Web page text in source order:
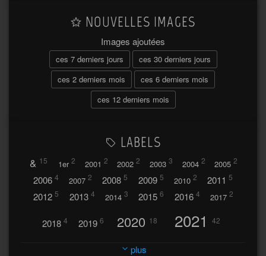
NOUVELLES IMAGES
Images ajoutées
ces 7 derniers jours
ces 30 derniers jours
ces 2 derniers mois
ces 6 derniers mois
ces 12 derniers mois
LABELS
& 15 1er 2 2001 2 2002 2 2003 3 2004 2 2005 2
2006 4 2007 2 2008 5 2009 5 2010 2 2011 5
2012 5 2013 4 2014 3 2015 6 2016 4 2017 2
2018 4 2019 6 2020 18 2021 42
2023 32
plus